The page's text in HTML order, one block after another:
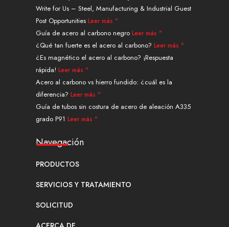
e
d
i
n
u
b
e
i
t
t
e
r
e
r
e
s
t
a
g
a
m
b
o
k
Write for Us – Steel, Manufacturing & Industrial Guest
Post Opportunities Leer más "
Guía de acero al carbono negro Leer más "
¿Qué tan fuerte es el acero al carbono? Leer más "
¿Es magnético el acero al carbono? ¡Respuesta
rápida! Leer más "
Acero al carbono vs hierro fundido: ¿cuál es la
diferencia? Leer más "
Guía de tubos sin costura de acero de aleación A335
grado P91 Leer más "
Navegación
PRODUCTOS
SERVICIOS Y TRATAMIENTO
SOLICITUD